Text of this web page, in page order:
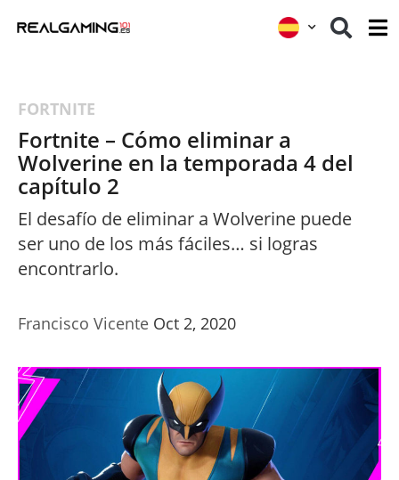
FORTNITE
Fortnite – Cómo eliminar a
Wolverine en la temporada 4 del
capítulo 2
El desafío de eliminar a Wolverine puede
ser uno de los más fáciles… si logras
encontrarlo.
Francisco Vicente Oct 2, 2020